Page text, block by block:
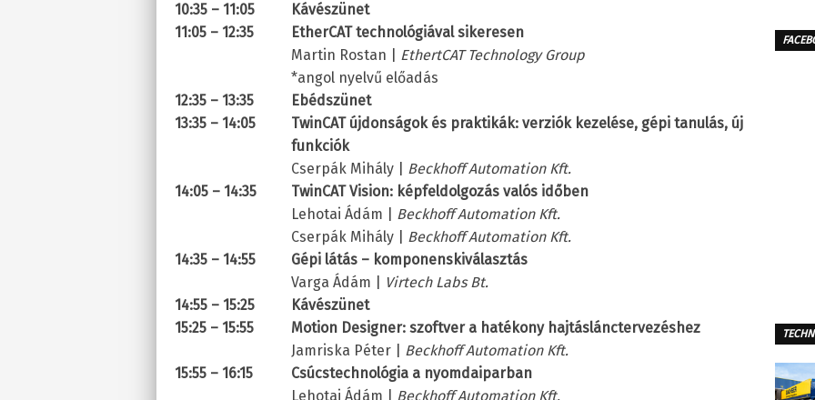
10:35 – 11:05
Kávészünet
11:05 – 12:35
EtherCAT technológiával sikeresen
Martin Rostan | EthertCAT Technology Group
*angol nyelvű előadás
12:35 – 13:35
Ebédszünet
13:35 – 14:05
TwinCAT újdonságok és praktikák: verziók kezelése, gépi tanulás, új
funkciók
Cserpák Mihály | Beckhoff Automation Kft.
14:05 – 14:35
TwinCAT Vision: képfeldolgozás valós időben
Lehotai Ádám | Beckhoff Automation Kft.
Cserpák Mihály | Beckhoff Automation Kft.
14:35 – 14:55
Gépi látás – komponenskiválasztás
Varga Ádám |
Virtech Labs Bt.
14:55 – 15:25
Kávészünet
15:25 – 15:55
Motion Designer: szoftver a hatékony hajtáslánctervezéshez
Jamriska Péter | Beckhoff Automation Kft.
15:55 – 16:15
Csúcstechnológia a nyomdaiparban
Lehotai Ádám | Beckhoff Automation Kft.